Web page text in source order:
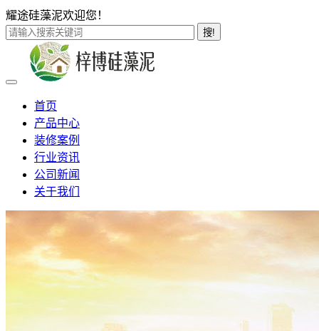
耀途硅藻泥欢迎您！
搜!
首页
产品中心
装修案例
行业资讯
公司新闻
关于我们